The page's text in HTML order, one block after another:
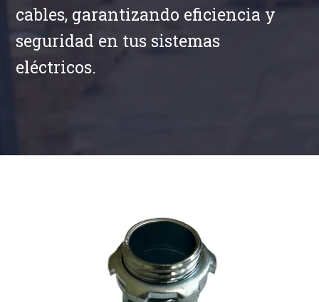
cables, garantizando eficiencia y
seguridad en tus sistemas
eléctricos.